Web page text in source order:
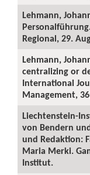
Lehmann,
Regional, 29.
Lehmann,
centralizing or
International
Management,
Liechtenstein-
von Bendern
und Redaktion:
Maria Merki.
Institut.